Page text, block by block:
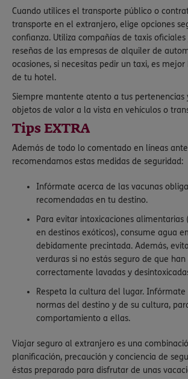
Cuando utilices el transporte público o
transporte en el extranjero, elige opciones
confianza. Utiliza compañías de taxis
reseñas de las empresas de alquiler de
ocasiones, si necesitas pedir un taxi, es
de tu hotel.
Siempre mantente atento a tus pertenencias
objetos de valor a la vista en vehículos o
Tips EXTRA
Además de todo lo comentado en líneas
recomendamos estas medidas de seguridad:
Infórmate acerca de las vacunas
recomendadas en tu destino.
Para evitar intoxicaciones
en destinos exóticos), consume agua
debidamente precintada. Además,
verduras si no estás seguro de que han
correctamente lavadas y
Respeta la cultura del lugar. Infórmate
normas del destino y de su cultura,
comportamiento a ellas.
Viajar seguro al extranjero es una
planificación, precaución y conciencia de
éstas preparado para disfrutar de unas